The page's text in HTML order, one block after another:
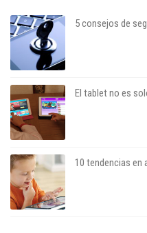
5 consejos de
El tablet no es
10 tendencias en